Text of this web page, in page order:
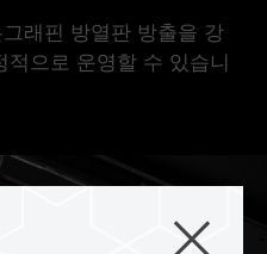
래핀 방열판 방출을 강
으로 운영할 수 있습니